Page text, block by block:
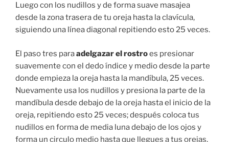
Luego con los nudillos y de forma suave masajea
desde la zona trasera de tu oreja hasta la clavícula,
siguiendo una línea diagonal repitiendo esto 25 veces.
El paso tres paraadelgazar el rostroes presionar
suavemente con el dedo índice y medio desde la parte
donde empieza la oreja hasta la mandíbula, 25 veces.
Nuevamente usa los nudillos y presiona la parte de la
mandíbula desde debajo de la oreja hasta el inicio de la
oreja, repitiendo esto 25 veces; después coloca tus
nudillos en forma de media luna debajo de los ojos y
forma un circulo medio hasta que llegues a tus orejas,